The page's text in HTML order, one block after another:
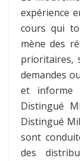
expérience
cours qui
mène des
prioritaires,
demandes
et informe
Distingué
Distingué
sont
des